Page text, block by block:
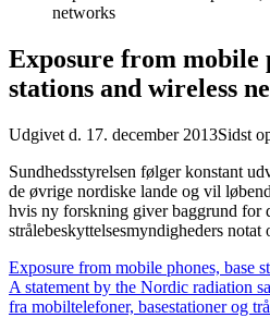
networks
Exposure from mobile
stations and wireless
Udgivet d. 17. december 2013Sidst
Sundhedsstyrelsen følger konstant
de øvrige nordiske lande og vil
hvis ny forskning giver baggrund for
strålebeskyttelsesmyndigheders notat
Exposure from mobile phones, base
A statement by the Nordic radiation
fra mobiltelefoner, basestationer og